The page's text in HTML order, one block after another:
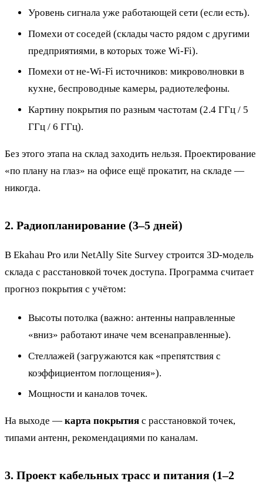
Уровень сигнала уже работающей сети (если есть).
Помехи от соседей (склады часто рядом с другими
предприятиями, в которых тоже Wi-Fi).
Помехи от не-Wi-Fi источников: микроволновки в
кухне, беспроводные камеры, радиотелефоны.
Картину покрытия по разным частотам (2.4 ГГц / 5
ГГц / 6 ГГц).
Без этого этапа на склад заходить нельзя. Проектирование
«по плану на глаз» на офисе ещё прокатит, на складе —
никогда.
2. Радиопланирование (3–5 дней)
В Ekahau Pro или NetAlly Site Survey строится 3D-модель
склада с расстановкой точек доступа. Программа считает
прогноз покрытия с учётом:
Высоты потолка (важно: антенны направленные
«вниз» работают иначе чем всенаправленные).
Стеллажей (загружаются как «препятствия с
коэффициентом поглощения»).
Мощности и каналов точек.
На выходе — карта покрытия с расстановкой точек,
типами антенн, рекомендациями по каналам.
3. Проект кабельных трасс и питания (1–2